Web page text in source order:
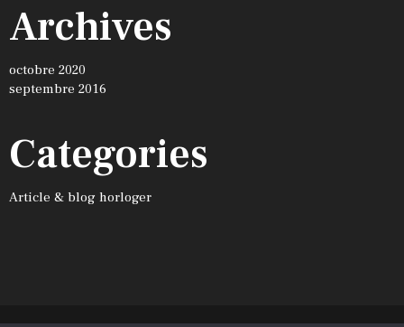
Archives
octobre 2020
septembre 2016
Categories
Article & blog horloger